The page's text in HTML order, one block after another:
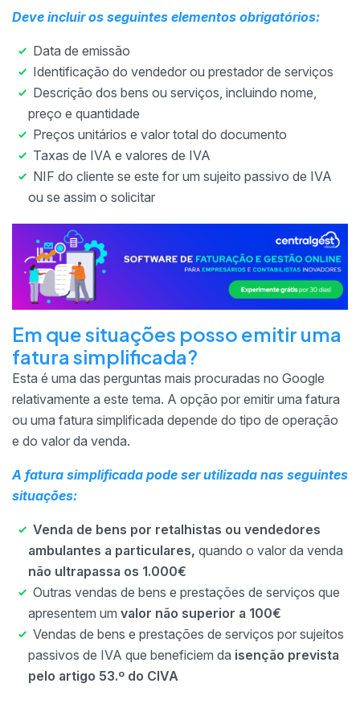
Deve incluir os seguintes elementos obrigatórios:
Data de emissão
Identificação do vendedor ou prestador de serviços
Descrição dos bens ou serviços, incluindo nome,
preço e quantidade
Preços unitários e valor total do documento
Taxas de IVA e valores de IVA
NIF do cliente se este for um sujeito passivo de IVA
ou se assim o solicitar
Em que situações posso emitir uma
fatura simplificada?
Esta é uma das perguntas mais procuradas no Google
relativamente a este tema. A opção por emitir uma fatura
ou uma fatura simplificada depende do tipo de operação
e do valor da venda.
A fatura simplificada pode ser utilizada nas seguintes
situações:
Venda de bens por retalhistas ou vendedores
ambulantes a particulares, quando o valor da venda
não ultrapassa os 1.000€
Outras vendas de bens e prestações de serviços que
apresentem um valor não superior a 100€
Vendas de bens e prestações de serviços por sujeitos
passivos de IVA que beneficiem da isenção prevista
pelo artigo 53.º do CIVA